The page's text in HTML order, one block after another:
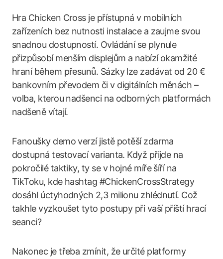
Hra Chicken Cross je přístupná v mobilních
zařízeních bez nutnosti instalace a zaujme svou
snadnou dostupností. Ovládání se plynule
přizpůsobí menším displejům a nabízí okamžité
hraní během přesunů. Sázky lze zadávat od 20 €
bankovním převodem či v digitálních měnách –
volba, kterou nadšenci na odborných platformách
nadšeně vítají.
Fanoušky demo verzí jistě potěší zdarma
dostupná testovací varianta. Když přijde na
pokročilé taktiky, ty se v hojné míře šíří na
TikToku, kde hashtag #ChickenCrossStrategy
dosáhl úctyhodných 2,3 milionu zhlédnutí. Což
takhle vyzkoušet tyto postupy při vaší příští hrací
seanci?
Nakonec je třeba zmínit, že určité platformy